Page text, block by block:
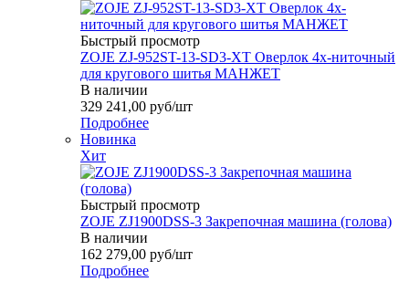
Быстрый просмотр
ZOJE ZJ-952ST-13-SD3-XT Оверлок 4х-ниточный
для кругового шитья МАНЖЕТ
В наличии
329 241,00 руб/шт
Подробнее
Новинка
Хит
Быстрый просмотр
ZOJE ZJ1900DSS-3 Закрепочная машина (голова)
В наличии
162 279,00 руб/шт
Подробнее